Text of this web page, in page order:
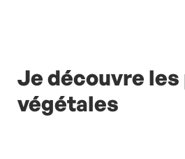
Je découvre
végétales